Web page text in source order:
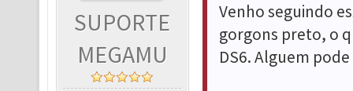
SUPORTE
MEGAMU
Venho seguindo
gorgons preto, o
DS6. Alguem